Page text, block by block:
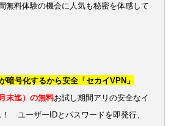
間無料体験の機会に人気も秘密を体感して
暗号化するから安全「セカイVPN」
末迄）の無料お試し期間アリの安全なイ
ユーザーIDとパスワードを即発行、